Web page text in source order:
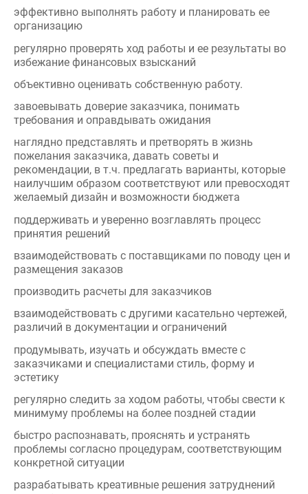
объективно оценивать собственную работу.
завоевывать доверие заказчика, понимать
требования и оправдывать ожидания
наглядно представлять и претворять в жизнь
рекомендации, в т.ч. предлагать варианты, которые
наилучшим образом соответствуют или превосходят
поддерживать и уверенно возглавлять процесс
принятия решений
взаимодействовать с поставщиками по поводу цен и
размещения заказов
производить расчеты для заказчиков
взаимодействовать с другими касательно чертежей,
различий в документации и ограничений
заказчиками и специалистами стиль, форму и
эстетику
регулярно следить за ходом работы, чтобы свести к
минимуму проблемы на более поздней стадии
быстро распознавать, прояснять и устранять
проблемы согласно процедурам, соответствующим
конкретной ситуации
разрабатывать креативные решения затруднений
при работе над сложными проектами
предлагать идеи по улучшению продукта и
повышению общего уровня удовлетворения
заказчика